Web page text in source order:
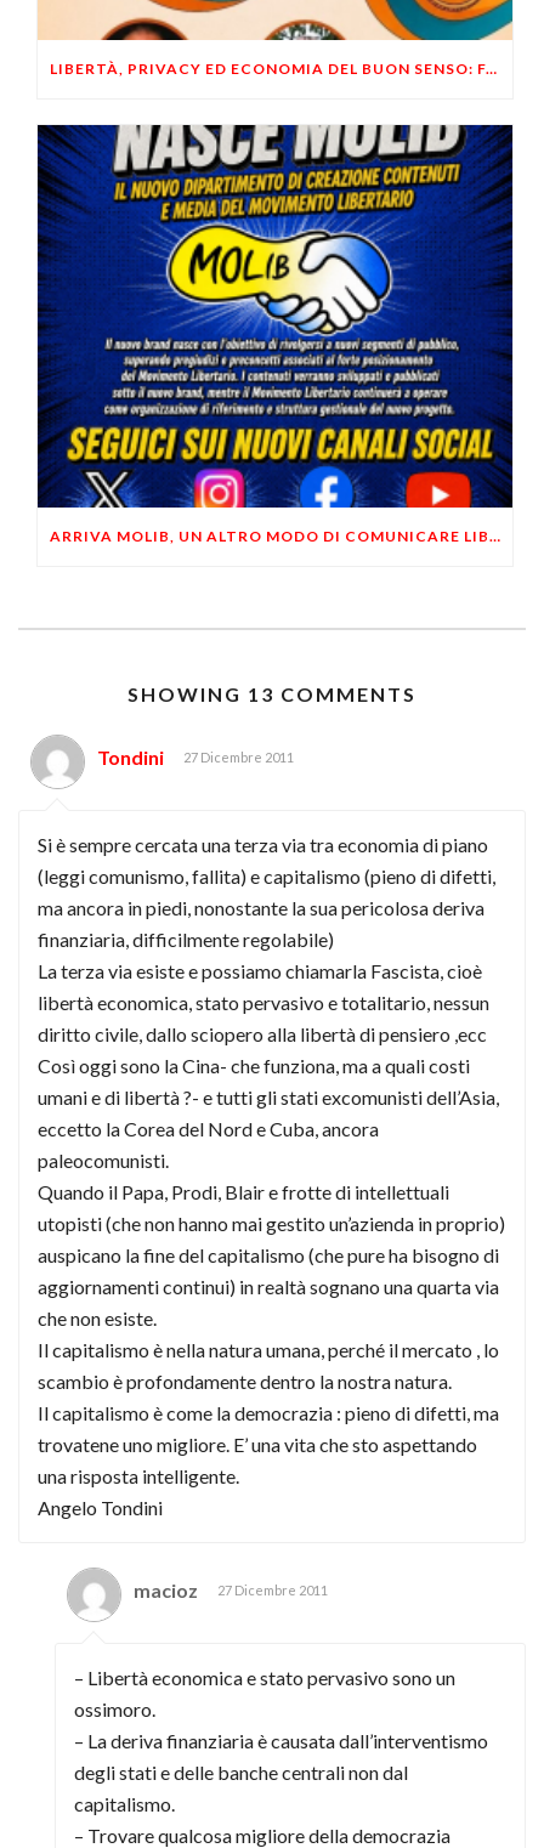
LIBERTÀ, PRIVACY ED ECONOMIA DEL BUON SENSO: FACCO E MUSUMECI A CASALECCHIO DI RENO (BO)
ARRIVA MOLIB, UN ALTRO MODO DI COMUNICARE LIBERTARIO
SHOWING 13 COMMENTS
Tondini 27 Dicembre 2011
Si è sempre cercata una terza via tra economia di piano
(leggi comunismo, fallita) e capitalismo (pieno di difetti,
ma ancora in piedi, nonostante la sua pericolosa deriva
finanziaria, difficilmente regolabile)
La terza via esiste e possiamo chiamarla Fascista, cioè
libertà economica, stato pervasivo e totalitario, nessun
diritto civile, dallo sciopero alla libertà di pensiero ,ecc
Così oggi sono la Cina- che funziona, ma a quali costi
umani e di libertà ?- e tutti gli stati excomunisti dell’Asia,
eccetto la Corea del Nord e Cuba, ancora
paleocomunisti.
Quando il Papa, Prodi, Blair e frotte di intellettuali
utopisti (che non hanno mai gestito un’azienda in proprio)
auspicano la fine del capitalismo (che pure ha bisogno di
aggiornamenti continui) in realtà sognano una quarta via
che non esiste.
Il capitalismo è nella natura umana, perché il mercato , lo
scambio è profondamente dentro la nostra natura.
Il capitalismo è come la democrazia : pieno di difetti, ma
trovatene uno migliore. E’ una vita che sto aspettando
una risposta intelligente.
Angelo Tondini
macioz 27 Dicembre 2011
– Libertà economica e stato pervasivo sono un
ossimoro.
– La deriva finanziaria è causata dall’interventismo
degli stati e delle banche centrali non dal
capitalismo.
– Trovare qualcosa migliore della democrazia